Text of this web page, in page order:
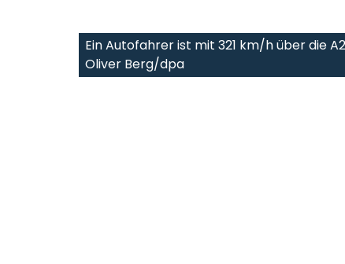
Ein Autofahrer ist mit 321 km/h über die
Oliver Berg/dpa